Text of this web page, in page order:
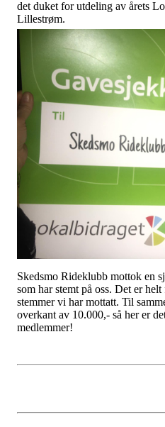
det duket for utdeling av årets
Lillestrøm.
Skedsmo Rideklubb mottok en
som har stemt på oss. Det er
stemmer vi har mottatt. Til
overkant av 10.000,- så her er
medlemmer!